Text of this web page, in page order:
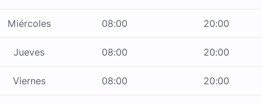
Miércoles 08:00 20:00
Jueves 08:00 20:00
Viernes 08:00 20:00